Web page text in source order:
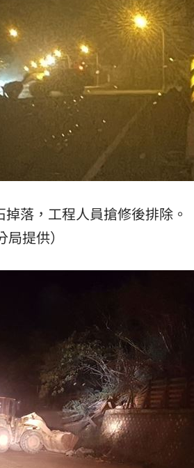
落，工程人員搶修後排除。
局提供）